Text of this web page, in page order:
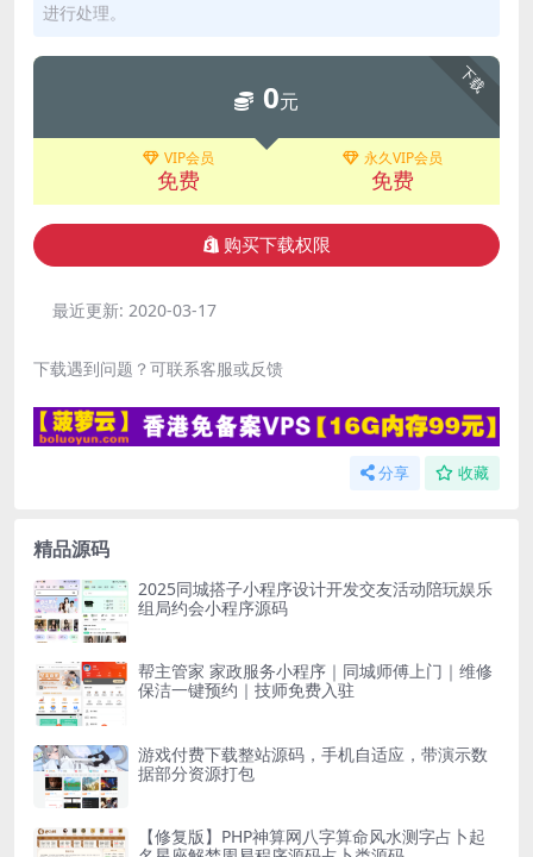
进行处理。
下载
0元
VIP会员
免费
永久VIP会员
免费
购买下载权限
最近更新: 2020-03-17
下载遇到问题？可联系客服或反馈
分享 收藏
精品源码
2025同城搭子小程序设计开发交友活动陪玩娱乐
组局约会小程序源码
帮主管家 家政服务小程序｜同城师傅上门｜维修
保洁一键预约｜技师免费入驻
游戏付费下载整站源码，手机自适应，带演示数
据部分资源打包
【修复版】PHP神算网八字算命风水测字占卜起